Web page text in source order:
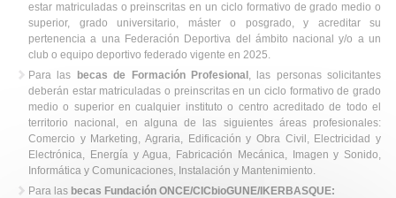
estar matriculadas o preinscritas en un ciclo formativo de grado medio o
superior, grado universitario, máster o posgrado, y acreditar su
pertenencia a una Federación Deportiva del ámbito nacional y/o a un
club o equipo deportivo federado vigente en 2025.
Para las
becas de Formación Profesional , las personas solicitantes
deberán estar matriculadas o preinscritas en un ciclo formativo de grado
medio o superior en cualquier instituto o centro acreditado de todo el
territorio nacional, en alguna de las siguientes áreas profesionales:
Comercio y Marketing, Agraria, Edificación y Obra Civil, Electricidad y
Electrónica, Energía y Agua, Fabricación Mecánica, Imagen y Sonido,
Informática y Comunicaciones, Instalación y Mantenimiento.
Para las becas Fundación ONCE/CICbioGUNE/IKERBASQUE: